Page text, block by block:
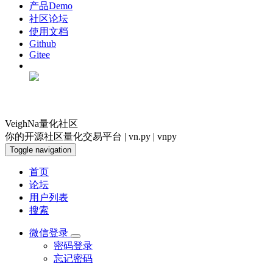
产品Demo
社区论坛
使用文档
Github
Gitee
VeighNa量化社区
你的开源社区量化交易平台 | vn.py | vnpy
Toggle navigation
首页
论坛
用户列表
搜索
微信登录
密码登录
忘记密码